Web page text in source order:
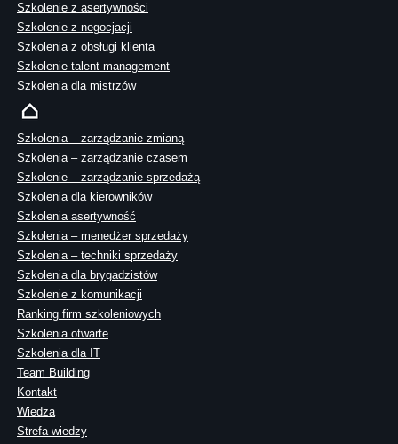
Szkolenie z asertywności
Szkolenie z negocjacji
Szkolenia z obsługi klienta
Szkolenie talent management
Szkolenia dla mistrzów
Szkolenia – zarządzanie zmianą
Szkolenia – zarządzanie czasem
Szkolenie – zarządzanie sprzedażą
Szkolenia dla kierowników
Szkolenia asertywność
Szkolenia – menedżer sprzedaży
Szkolenia – techniki sprzedaży
Szkolenia dla brygadzistów
Szkolenie z komunikacji
Ranking firm szkoleniowych
Szkolenia otwarte
Szkolenia dla IT
Team Building
Kontakt
Wiedza
Strefa wiedzy